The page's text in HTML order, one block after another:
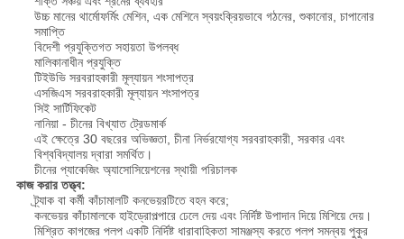
উচ্চ মানের থার্মোফর্মিং মেশিন, এক মেশিনে স্বয়ংক্রিয়ভাবে গঠনের, শুকানোর, চাপানোর
সমাপ্তি
বিদেশী প্রযুক্তিগত সহায়তা উপলব্ধ
মালিকানাধীন প্রযুক্তি
টিইউভি সরবরাহকারী মূল্যায়ন শংসাপত্র
এসজিএস সরবরাহকারী মূল্যায়ন শংসাপত্র
সিই সার্টিফিকেট
নানিয়া - চীনের বিখ্যাত ট্রেডমার্ক
এই ক্ষেত্রে 30 বছরের অভিজ্ঞতা, চীনা নির্ভরযোগ্য সরবরাহকারী, সরকার এবং
বিশ্ববিদ্যালয় দ্বারা সমর্থিত।
চীনের প্যাকেজিং অ্যাসোসিয়েশনের স্থায়ী পরিচালক
কাজ করার তত্ত্ব:
ট্র্যাক বা কর্মী কাঁচামালটি কনভেয়রটিতে বহন করে;
কনভেয়র কাঁচামালকে হাইড্রোপল্পারে ঢেলে দেয় এবং নির্দিষ্ট উপাদান দিয়ে মিশিয়ে দেয়।
মিশ্রিত কাগজের পলপ একটি নির্দিষ্ট ধারাবাহিকতা সামঞ্জস্য করতে পলপ সমন্বয় পুকুর